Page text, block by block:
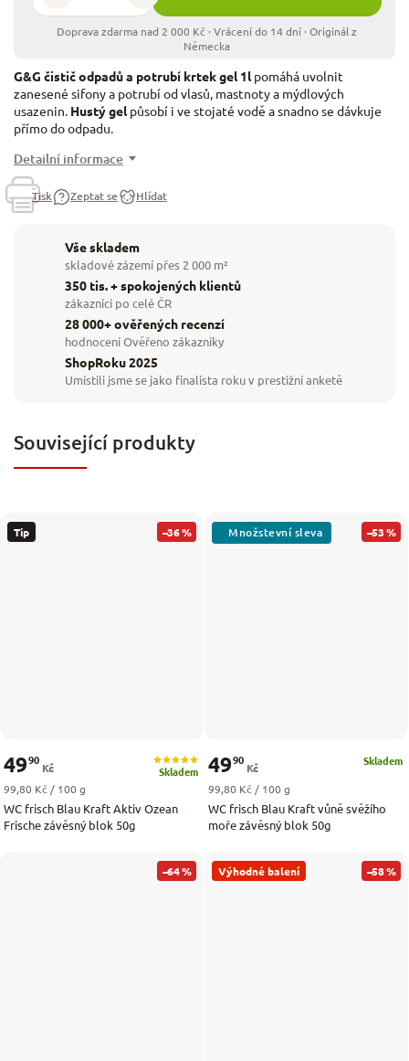
G&G čistič odpadů a potrubí krtek gel 1lpomáhá uvolnit
zanesené sifony a potrubí od vlasů, mastnoty a mýdlových
usazenin. Hustý gelpůsobí i ve stojaté vodě a snadno se dávkuje
přímo do odpadu.
Detailní informace
Tisk Zeptat se Hlídat
Vše skladem
skladové zázemí přes 2 000 m²
350 tis. + spokojených klientů
zákazníci po celé ČR
28 000+ ověřených recenzí
hodnocení Ověřeno zákazníky
ShopRoku 2025
Umístili jsme se jako finalista roku v prestižní anketě
Související produkty
Tip –36 %
WC frisch Blau Kraft Aktiv Ozean
Frische závěsný blok 50g
Skladem
4990
Kč
Měrná cena:
99,80 Kč / 100 g
–53 %
WC frisch Blau Kraft vůně svěžího
moře závěsný blok 50g
Skladem
4990
Kč
Měrná cena:
99,80 Kč / 100 g
–64 % Výhodné balení –58 %